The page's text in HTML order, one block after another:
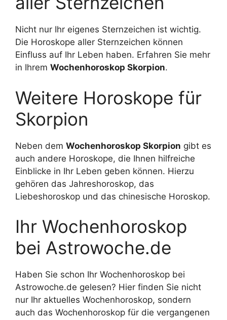
Nicht nur Ihr eigenes Sternzeichen ist wichtig.
Die Horoskope aller Sternzeichen können
Einfluss auf Ihr Leben haben. Erfahren Sie mehr
in Ihrem Wochenhoroskop Skorpion.
Weitere Horoskope für
Skorpion
Neben dem Wochenhoroskop Skorpion gibt es
auch andere Horoskope, die Ihnen hilfreiche
Einblicke in Ihr Leben geben können. Hierzu
gehören das Jahreshoroskop, das
Liebeshoroskop und das chinesische Horoskop.
Ihr Wochenhoroskop
bei Astrowoche.de
Haben Sie schon Ihr Wochenhoroskop bei
Astrowoche.de gelesen? Hier finden Sie nicht
nur Ihr aktuelles Wochenhoroskop, sondern
auch das Wochenhoroskop für die vergangenen